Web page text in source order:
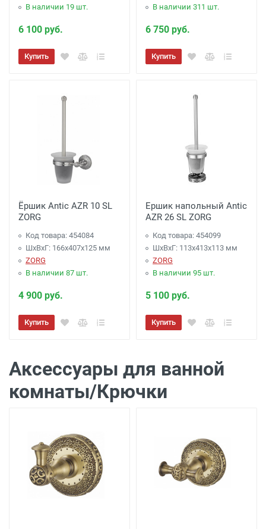
В наличии 19 шт.
6 100 руб.
Купить
В наличии 311 шт.
6 750 руб.
Купить
Ёршик Antic AZR 10 SL
ZORG
Код товара: 454084
ШхВхГ: 166х407х125 мм
ZORG
В наличии 87 шт.
4 900 руб.
Купить
Ершик напольный Antic
AZR 26 SL ZORG
Код товара: 454099
ШхВхГ: 113х413х113 мм
ZORG
В наличии 95 шт.
5 100 руб.
Купить
Аксессуары для ванной
комнаты/Крючки